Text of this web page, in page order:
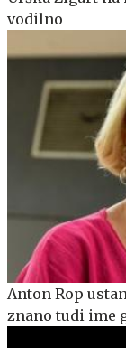
vodilno
Anton Rop
znano tudi ime